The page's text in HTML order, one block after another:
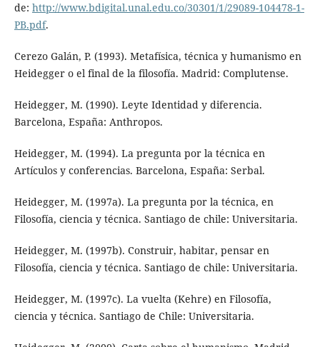
de: http://www.bdigital.unal.edu.co/30301/1/29089-104478-1-
PB.pdf.
Cerezo Galán, P. (1993). Metafísica, técnica y humanismo en
Heidegger o el final de la filosofía. Madrid: Complutense.
Heidegger, M. (1990). Leyte Identidad y diferencia.
Barcelona, España: Anthropos.
Heidegger, M. (1994). La pregunta por la técnica en
Artículos y conferencias. Barcelona, España: Serbal.
Heidegger, M. (1997a). La pregunta por la técnica, en
Filosofía, ciencia y técnica. Santiago de chile: Universitaria.
Heidegger, M. (1997b). Construir, habitar, pensar en
Filosofía, ciencia y técnica. Santiago de chile: Universitaria.
Heidegger, M. (1997c). La vuelta (Kehre) en Filosofía,
ciencia y técnica. Santiago de Chile: Universitaria.